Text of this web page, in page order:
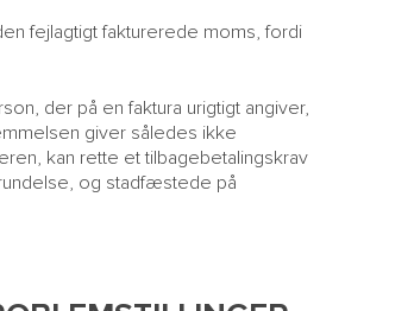
fejlagtigt fakturerede moms, fordi
der på en faktura urigtigt angiver,
giver således ikke
kan rette et tilbagebetalingskrav
og stadfæstede på